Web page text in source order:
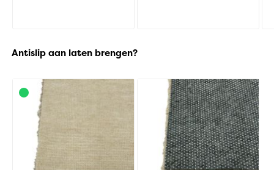
Antislip aan laten brengen?